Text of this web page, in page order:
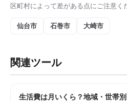
区町村によって差がある点にご注意く
仙台市 石巻市 大崎市
関連ツール
生活費は月いくら？地域・世帯